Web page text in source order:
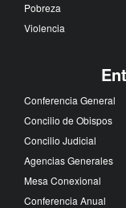
Pobreza
Violencia
Conferencia General
Concilio de Obispos
Concilio Judicial
Agencias Generales
Mesa Conexional
Conferencia Anual